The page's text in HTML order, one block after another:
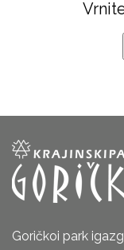
Goričkoi park